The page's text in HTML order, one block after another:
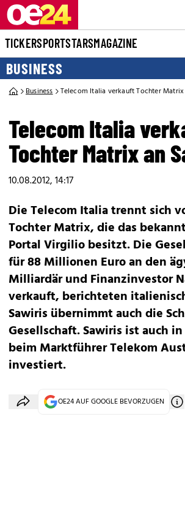
TICKERSPORTSTARSMAGAZINE
BUSINESS
Business Telecom Italia verkauft Tochter
Telecom Italia
Tochter Matrix an
10.08.2012, 14:17
Die Telecom Italia trennt sich
Tochter Matrix, die das
Portal Virgilio besitzt. Die
für 88 Millionen Euro an den
Milliardär und Finanzinvestor
verkauft, berichteten
Sawiris übernimmt auch die
Gesellschaft. Sawiris ist auch
beim Marktführer Telekom
investiert.
OE24 AUF GOOGLE BEVORZUGEN